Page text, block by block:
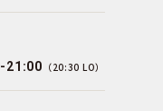
21:00 （20:30 LO）